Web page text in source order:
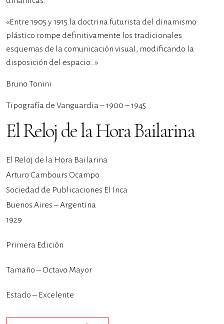
«Entre 1905 y 1915 la doctrina futurista del dinamismo
plástico rompe definitivamente los tradicionales
esquemas de la comunicación visual, modificando la
disposición del espacio…»
Bruno Tonini
Tipografía de Vanguardia – 1900 – 1945
El Reloj de la Hora Bailarina
El Reloj de la Hora Bailarina
Arturo Cambours Ocampo
Sociedad de Publicaciones El Inca
Buenos Aires – Argentina
1929
Primera Edición
Tamaño – Octavo Mayor
Estado – Excelente